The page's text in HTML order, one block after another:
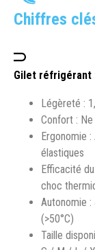
Chiffres
Gilet réfrigérant
Légèreté :
Confort :
Ergonomie
élastiques
Efficacité
choc
Autonomie :
(>50°C)
Taille